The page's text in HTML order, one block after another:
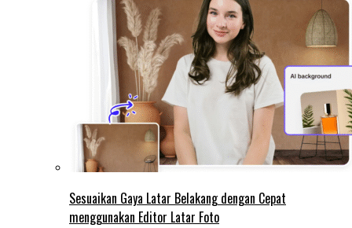
Sesuaikan Gaya Latar Belakang dengan Cepat
menggunakan Editor Latar Foto